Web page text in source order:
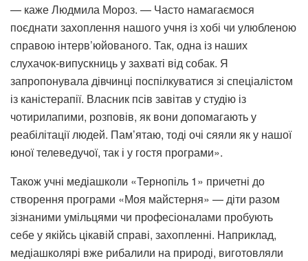
— каже Людмила Мороз. — Часто намагаємося
поєднати захоплення нашого учня із хобі чи улюбленою
справою інтерв’юйованого. Так, одна із наших
слухачок-випускниць у захваті від собак. Я
запропонувала дівчинці поспілкуватися зі спеціалістом
із каністерапії. Власник псів завітав у студію із
чотирилапими, розповів, як вони допомагають у
реабілітації людей. Пам’ятаю, тоді очі сяяли як у нашої
юної телеведучої, так і у гостя програми».
Також учні медіашколи «Тернопіль 1» причетні до
створення програми «Моя майстерня» — діти разом
зізнаними умільцями чи професіоналами пробують
себе у якійсь цікавій справі, захопленні. Наприклад,
медіашколярі вже рибалили на природі, виготовляли